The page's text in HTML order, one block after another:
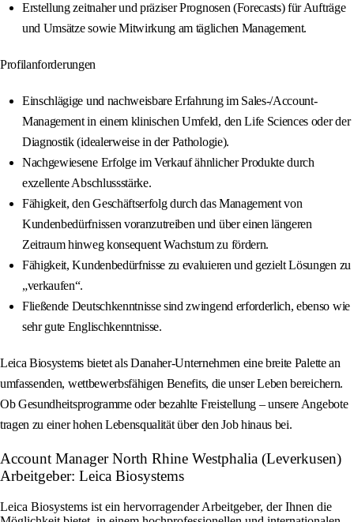
Erstellung zeitnaher und präziser Prognosen (Forecasts) für Aufträge
und Umsätze sowie Mitwirkung am täglichen Management.
Profilanforderungen
Einschlägige und nachweisbare Erfahrung im Sales-/Account-
Management in einem klinischen Umfeld, den Life Sciences oder der
Diagnostik (idealerweise in der Pathologie).
Nachgewiesene Erfolge im Verkauf ähnlicher Produkte durch
exzellente Abschlussstärke.
Fähigkeit, den Geschäftserfolg durch das Management von
Kundenbedürfnissen voranzutreiben und über einen längeren
Zeitraum hinweg konsequent Wachstum zu fördern.
Fähigkeit, Kundenbedürfnisse zu evaluieren und gezielt Lösungen zu
„verkaufen“.
Fließende Deutschkenntnisse sind zwingend erforderlich, ebenso wie
sehr gute Englischkenntnisse.
Leica Biosystems bietet als Danaher-Unternehmen eine breite Palette an
umfassenden, wettbewerbsfähigen Benefits, die unser Leben bereichern.
Ob Gesundheitsprogramme oder bezahlte Freistellung – unsere Angebote
tragen zu einer hohen Lebensqualität über den Job hinaus bei.
Account Manager North Rhine Westphalia (Leverkusen)
Arbeitgeber: Leica Biosystems
Leica Biosystems ist ein hervorragender Arbeitgeber, der Ihnen die